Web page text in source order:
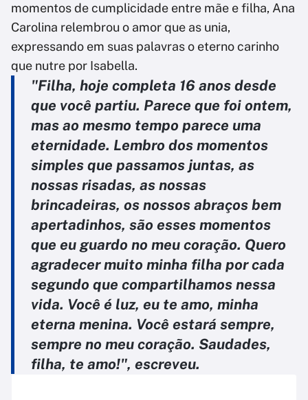
momentos de cumplicidade entre mãe e filha, Ana
Carolina relembrou o amor que as unia,
expressando em suas palavras o eterno carinho
que nutre por Isabella.
"Filha, hoje completa 16 anos desde
que você partiu. Parece que foi ontem,
mas ao mesmo tempo parece uma
eternidade. Lembro dos momentos
simples que passamos juntas, as
nossas risadas, as nossas
brincadeiras, os nossos abraços bem
apertadinhos, são esses momentos
que eu guardo no meu coração. Quero
agradecer muito minha filha por cada
segundo que compartilhamos nessa
vida. Você é luz, eu te amo, minha
eterna menina. Você estará sempre,
sempre no meu coração. Saudades,
filha, te amo!", escreveu.